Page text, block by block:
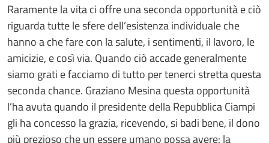
Raramente la vita ci offre una seconda opportunità e ciò
riguarda tutte le sfere dell’esistenza individuale che
hanno a che fare con la salute, i sentimenti, il lavoro, le
amicizie, e così via. Quando ciò accade generalmente
siamo grati e facciamo di tutto per tenerci stretta questa
seconda chance. Graziano Mesina questa opportunità
l’ha avuta quando il presidente della Repubblica Ciampi
gli ha concesso la grazia, ricevendo, si badi bene, il dono
più prezioso che un essere umano possa avere: la